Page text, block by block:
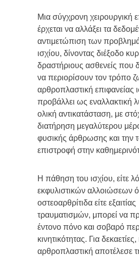
Μια σύγχρονη χειρουργική
έρχεται να αλλάξει τα
αντιμετώπιση των
ισχίου, δίνοντας διέξοδο
δραστήριους ασθενείς που
να περιορίσουν τον τρόπο
αρθροπλαστική επιφανείας
προβάλλει ως εναλλακτική
ολική αντικατάσταση, με
διατήρηση μεγαλύτερου
φυσικής άρθρωσης και την
επιστροφή στην
Η πάθηση του ισχίου, είτε
εκφυλιστικών αλλοιώσεων
οστεοαρθρίτιδα είτε εξαιτίας
τραυματισμών, μπορεί να
έντονο πόνο και σοβαρό
κινητικότητας. Για
αρθροπλαστική αποτέλεσε